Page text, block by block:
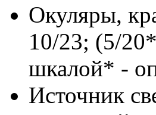
Окуляры,
10/23; (5/
шкалой* -
Источник